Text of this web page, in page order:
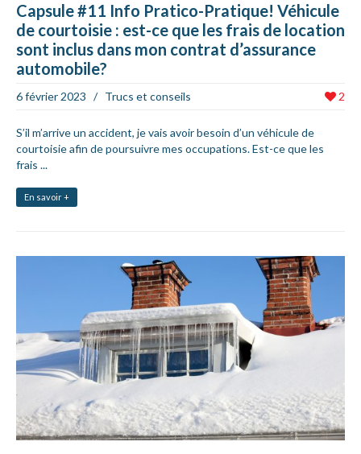
Capsule #11 Info Pratico-Pratique! Véhicule
de courtoisie : est-ce que les frais de location
sont inclus dans mon contrat d’assurance
automobile?
2
6 février 2023 / Trucs et conseils
S’il m’arrive un accident, je vais avoir besoin d’un véhicule de
courtoisie afin de poursuivre mes occupations. Est-ce que les
frais ...
En savoir +